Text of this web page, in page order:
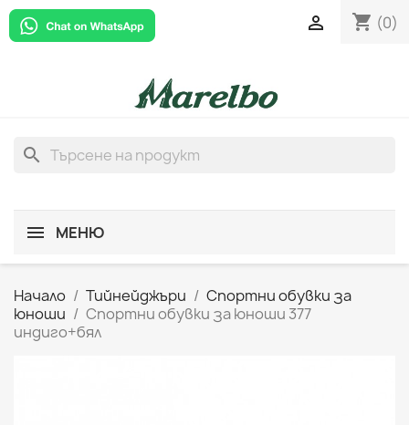
shopping_cart (0)

search
МЕНЮ
Начало Тийнейджъри
Спортни обувки за
юноши
Спортни обувки за юноши 377
индиго+бял